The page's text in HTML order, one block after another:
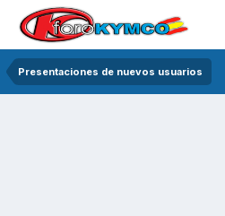
Presentaciones de nuevos usuarios